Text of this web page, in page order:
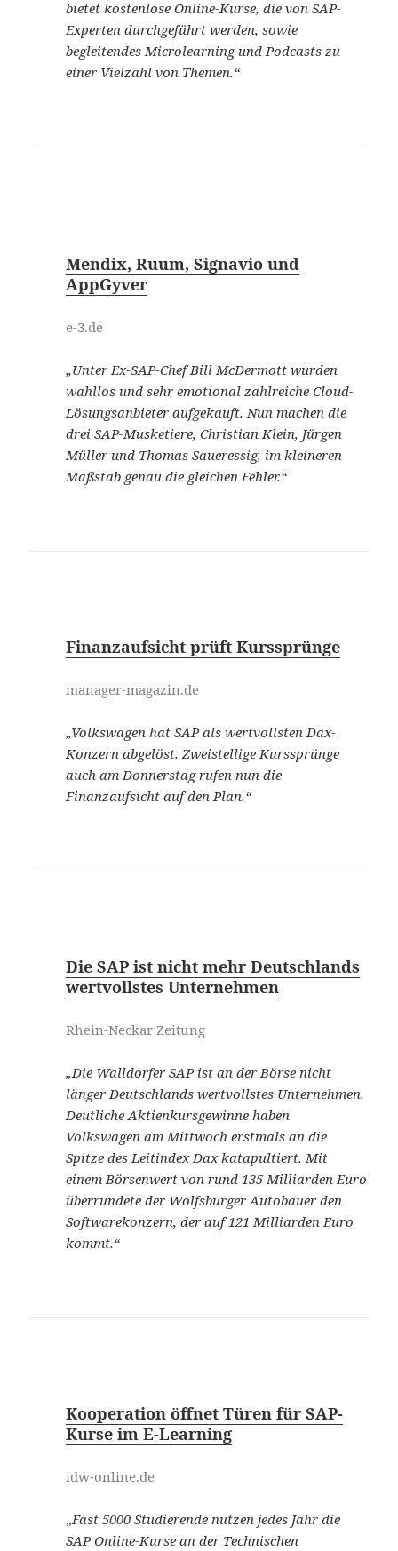
bietet kostenlose Online-Kurse, die von SAP-
Experten durchgeführt werden, sowie
begleitendes Microlearning und Podcasts zu
einer Vielzahl von Themen.“
Mendix, Ruum, Signavio und
AppGyver
e-3.de
„Unter Ex-SAP-Chef Bill McDermott wurden
wahllos und sehr emotional zahlreiche Cloud-
Lösungsanbieter aufgekauft. Nun machen die
drei SAP-Musketiere, Christian Klein, Jürgen
Müller und Thomas Saueressig, im kleineren
Maßstab genau die gleichen Fehler.“
Finanzaufsicht prüft Kurssprünge
manager-magazin.de
„Volkswagen hat SAP als wertvollsten Dax-
Konzern abgelöst. Zweistellige Kurssprünge
auch am Donnerstag rufen nun die
Finanzaufsicht auf den Plan.“
Die SAP ist nicht mehr Deutschlands
wertvollstes Unternehmen
Rhein-Neckar Zeitung
„Die Walldorfer SAP ist an der Börse nicht
länger Deutschlands wertvollstes Unternehmen.
Deutliche Aktienkursgewinne haben
Volkswagen am Mittwoch erstmals an die
Spitze des Leitindex Dax katapultiert. Mit
einem Börsenwert von rund 135 Milliarden Euro
überrundete der Wolfsburger Autobauer den
Softwarekonzern, der auf 121 Milliarden Euro
kommt.“
Kooperation öffnet Türen für SAP-
Kurse im E-Learning
idw-online.de
„Fast 5000 Studierende nutzen jedes Jahr die
SAP Online-Kurse an der Technischen